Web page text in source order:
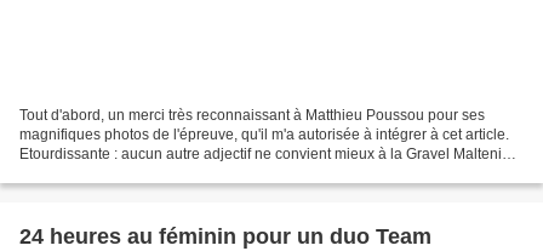
Tout d'abord, un merci très reconnaissant à Matthieu Poussou pour ses
magnifiques photos de l'épreuve, qu'il m'a autorisée à intégrer à cet article.
Etourdissante : aucun autre adjectif ne convient mieux à la Gravel Malteni
24 heures au féminin pour un duo Team